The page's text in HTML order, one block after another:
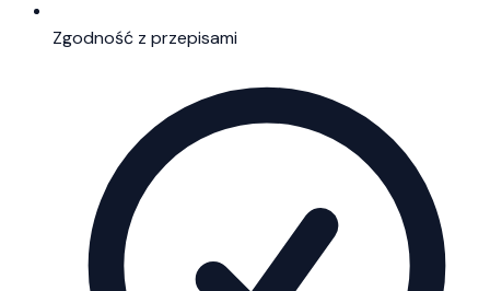
Zgodność z przepisami